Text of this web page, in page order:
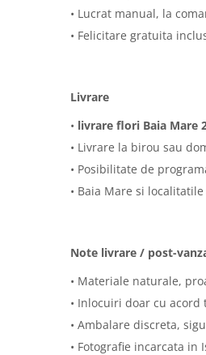
• Lucrat manual, la
• Felicitare gratuita
Livrare
• livrare flori Baia Mare
• Livrare la birou sau
• Posibilitate de
• Baia Mare si
Note livrare / post-
• Materiale naturale,
• Inlocuiri doar cu acord
• Ambalare discreta,
• Fotografie incarcata in